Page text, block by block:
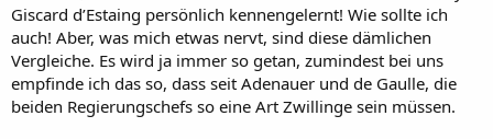
Giscard d’Estaing persönlich kennengelernt! Wie sollte ich
auch! Aber, was mich etwas nervt, sind diese dämlichen
Vergleiche. Es wird ja immer so getan, zumindest bei uns
empfinde ich das so, dass seit Adenauer und de Gaulle, die
beiden Regierungschefs so eine Art Zwillinge sein müssen.